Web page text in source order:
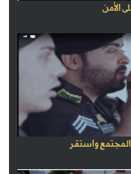
الأمن
واستقر